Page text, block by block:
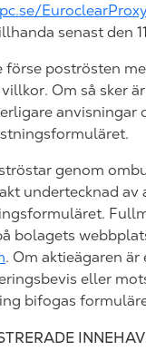
senast den 11
förse poströsten
Om så sker
anvisningar
genom
undertecknad av
bolagets
. Om aktieägaren är
eller
bifogas
INNEHAV